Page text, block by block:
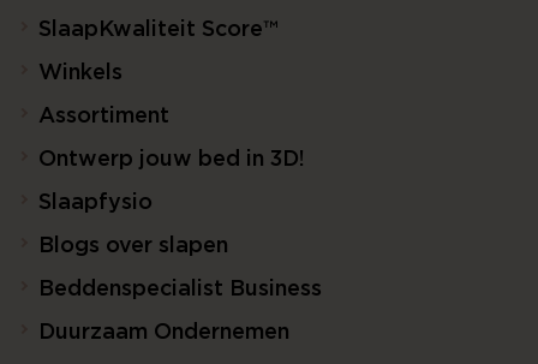
SlaapKwaliteit Score™
Winkels
Assortiment
Ontwerp jouw bed in 3D!
Slaapfysio
Blogs over slapen
Beddenspecialist Business
Duurzaam Ondernemen